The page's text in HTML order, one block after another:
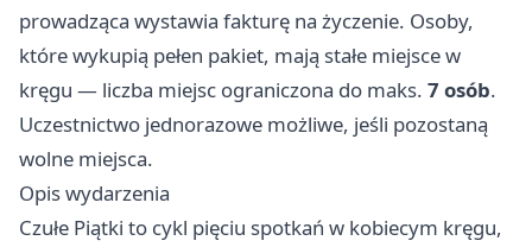
prowadząca wystawia fakturę na życzenie. Osoby,
które wykupią pełen pakiet, mają stałe miejsce w
kręgu — liczba miejsc ograniczona do maks. 7 osób.
Uczestnictwo jednorazowe możliwe, jeśli pozostaną
wolne miejsca.
Opis wydarzenia
Czułe Piątki to cykl pięciu spotkań w kobiecym kręgu,